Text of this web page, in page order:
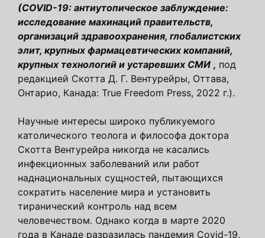
(COVID-19: антиутопическое заблуждение:
исследование махинаций правительств,
организаций здравоохранения, глобалистских
элит, крупных фармацевтических компаний,
крупных технологий и устаревших СМИ , под
редакцией Скотта Д. Г. Вентурейры, Оттава,
Онтарио, Канада: True Freedom Press, 2022 г.).
Научные интересы широко публикуемого
католического теолога и философа доктора
Скотта Вентурейра никогда не касались
инфекционных заболеваний или работ
наднациональных сущностей, пытающихся
сократить население мира и установить
тиранический контроль над всем
человечеством. Однако когда в марте 2020
года в Канаде разразилась пандемия Covid-19,